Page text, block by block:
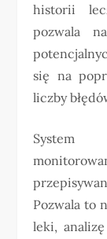
historii
pozwala
się na
liczby
System
Pozwala to
leki,